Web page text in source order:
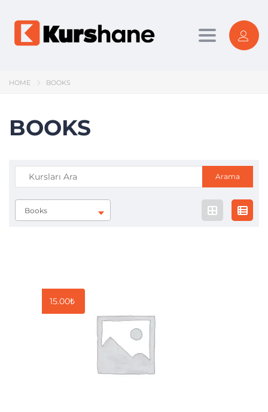
Toggle
HOME BOOKS
BOOKS
Arama:
Books
15.00₺